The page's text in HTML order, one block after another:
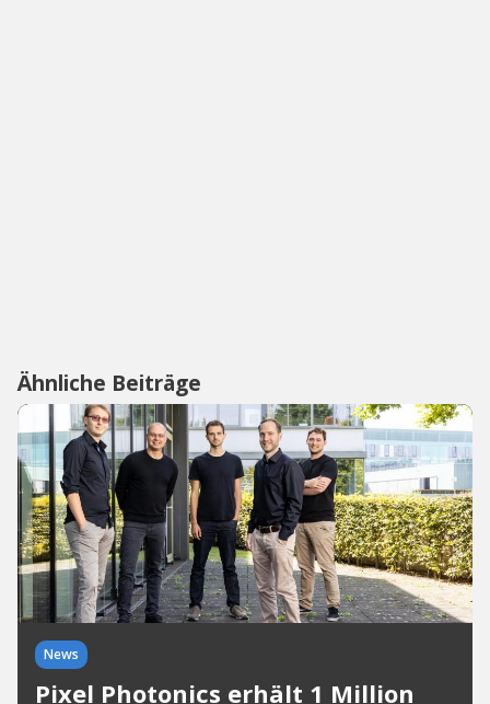
Ähnliche Beiträge
News
Pixel Photonics erhält 1 Million